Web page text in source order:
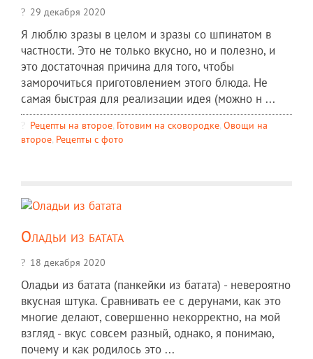
29 декабря 2020
Я люблю зразы в целом и зразы со шпинатом в
частности. Это не только вкусно, но и полезно, и
это достаточная причина для того, чтобы
заморочиться приготовлением этого блюда. Не
самая быстрая для реализации идея (можно н ...
Рецепты на второе, Готовим на сковородке, Овощи на
второе, Рецепты c фото
Оладьи из батата
18 декабря 2020
Оладьи из батата (панкейки из батата) - невероятно
вкусная штука. Сравнивать ее с дерунами, как это
многие делают, совершенно некорректно, на мой
взгляд - вкус совсем разный, однако, я понимаю,
почему и как родилось это ...